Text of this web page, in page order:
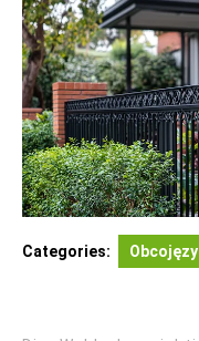
Categories: